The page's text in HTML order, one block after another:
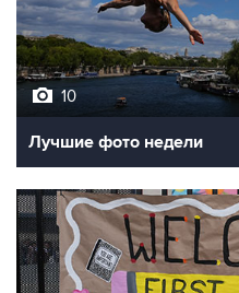
10
Лучшие фото недели